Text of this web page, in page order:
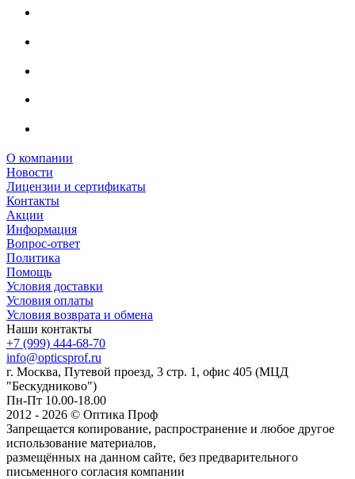
О компании
Новости
Лицензии и сертификаты
Контакты
Акции
Информация
Вопрос-ответ
Политика
Помощь
Условия доставки
Условия оплаты
Условия возврата и обмена
Наши контакты
+7 (999) 444-68-70
info@opticsprof.ru
г. Москва, Путевой проезд, 3 стр. 1, офис 405 (МЦД
"Бескудниково")
Пн-Пт 10.00-18.00
2012 - 2026 © Оптика Проф
Запрещается копирование, распространение и любое другое
использование материалов,
размещённых на данном сайте, без предварительного
письменного согласия компании